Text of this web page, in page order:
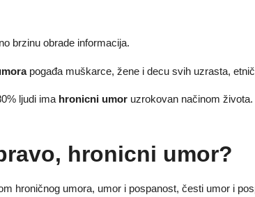
brzinu obrade informacija.
pogađa muškarce, žene i decu svih uzrasta,
ljudi ima hronicni umor uzrokovan načinom života.
hronicni umor?